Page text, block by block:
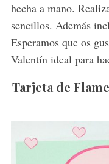
hecha a mano.
sencillos. Además
Esperamos que os
Valentín ideal para
Tarjeta de